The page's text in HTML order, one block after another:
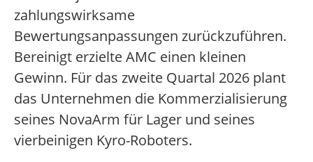
zahlungswirksame
Bewertungsanpassungen zurückzuführen.
Bereinigt erzielte AMC einen kleinen
Gewinn. Für das zweite Quartal 2026 plant
das Unternehmen die Kommerzialisierung
seines NovaArm für Lager und seines
vierbeinigen Kyro-Roboters.